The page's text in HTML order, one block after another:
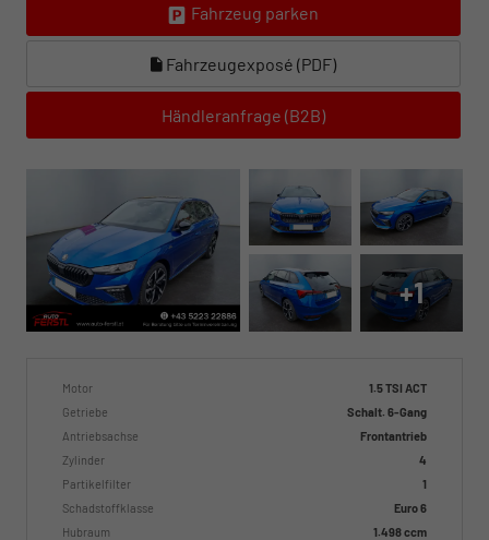
Fahrzeug parken
Fahrzeugexposé (PDF)
Händleranfrage (B2B)
+1
Motor
1.5 TSI ACT
Getriebe
Schalt. 6-Gang
Antriebsachse
Frontantrieb
Zylinder
4
Partikelfilter
1
Schadstoffklasse
Euro 6
Hubraum
1.498 ccm